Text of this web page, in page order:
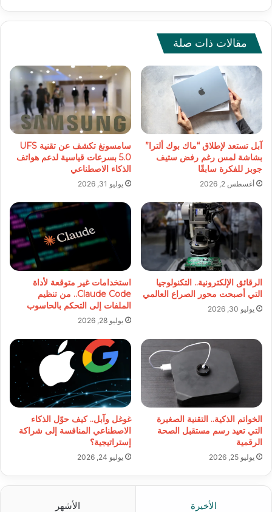
المتحدةمقالات ذات صلة
آبل تستعد لإطلاق “ماك بوك ألترا”
بشاشة لمس رغم رفض ستيف
جوبز للفكرة سابقًا
أغسطس 2, 2026
سامسونغ تكشف عن تقنية UFS
5.0 بسرعات قياسية لدعم هواتف
الذكاء الاصطناعي
يوليو 31, 2026
الرقائق الإلكترونية.. التكنولوجيا
التي أصبحت محور الصراع العالمي
يوليو 30, 2026
استخدامات غير متوقعة لأداة
Claude Code.. من تنظيم
الملفات إلى التحكم بالحاسوب
يوليو 28, 2026
الخواتم الذكية.. التقنية الصغيرة
التي تعيد رسم مستقبل الصحة
الرقمية
يوليو 25, 2026
غوغل وآبل.. كيف حوّل الذكاء
الاصطناعي المنافسة إلى شراكة
إستراتيجية؟
يوليو 24, 2026
الأخيرة الأشهر